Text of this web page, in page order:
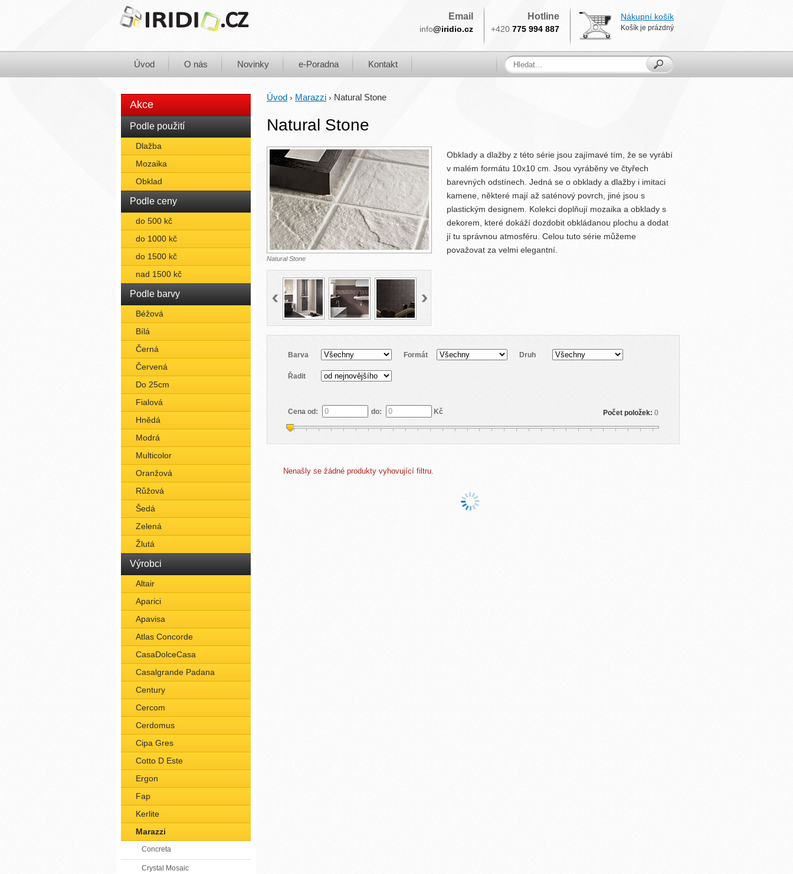
Email
info@iridio.cz
Hotline
+420 775 994 887
Nákupní košík
Košík je prázdný
Úvod O nás Novinky e-Poradna Kontakt
Akce
Podle použití
Dlažba
Mozaika
Obklad
Podle ceny
do 500 kč
do 1000 kč
do 1500 kč
nad 1500 kč
Podle barvy
Béžová
Bílá
Černá
Červená
Do 25cm
Fialová
Hnědá
Modrá
Multicolor
Oranžová
Růžová
Šedá
Zelená
Žlutá
Výrobci
Altair
Aparici
Apavisa
Atlas Concorde
CasaDolceCasa
Casalgrande Padana
Century
Cercom
Cerdomus
Cipa Gres
Cotto D Este
Ergon
Fap
Kerlite
Marazzi
Concreta
Crystal Mosaic
Úvod › Marazzi › Natural Stone
Natural Stone
Natural Stone
Obklady a dlažby z této série jsou zajímavé tím, že se vyrábí
v malém formátu 10x10 cm. Jsou vyráběny ve čtyřech
barevných odstínech. Jedná se o obklady a dlažby i imitaci
kamene, některé mají až saténový povrch, jiné jsou s
plastickým designem. Kolekci doplňují mozaika a obklady s
dekorem, které dokáží dozdobit obkládanou plochu a dodat
jí tu správnou atmosféru. Celou tuto série můžeme
považovat za velmi elegantní.
Barva Formát Druh
Řadit
Cena od: do: Kč Počet položek:0
Nenašly se žádné produkty vyhovující filtru.